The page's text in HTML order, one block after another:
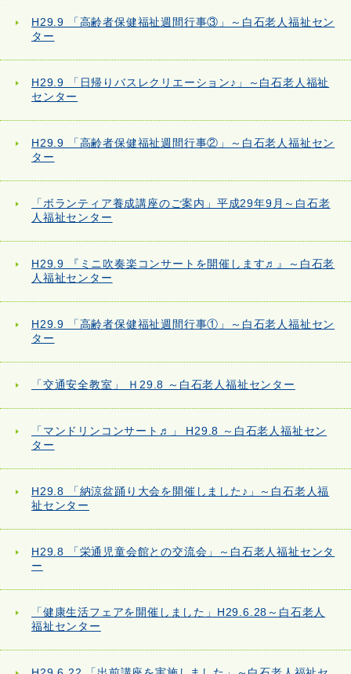
H29.9 「高齢者保健福祉週間行事③」～白石老人福祉セン
ター
H29.9 「日帰りバスレクリエーション♪」～白石老人福祉
センター
H29.9 「高齢者保健福祉週間行事②」～白石老人福祉セン
ター
「ボランティア養成講座のご案内」平成29年9月～白石老
人福祉センター
H29.9 『ミニ吹奏楽コンサートを開催します♬』～白石老
人福祉センター
H29.9 「高齢者保健福祉週間行事①」～白石老人福祉セン
ター
「交通安全教室」 Ｈ29.8 ～白石老人福祉センター
「マンドリンコンサート♬」 H29.8 ～白石老人福祉セン
ター
H29.8 「納涼盆踊り大会を開催しました♪」～白石老人福
祉センター
H29.8 「栄通児童会館との交流会」～白石老人福祉センタ
ー
「健康生活フェアを開催しました」H29.6.28～白石老人
福祉センター